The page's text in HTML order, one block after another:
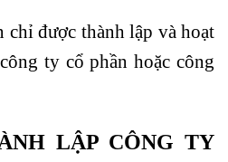
chỉ được thành lập và hoạt
ty cổ phần hoặc công
LẬP CÔNG TY